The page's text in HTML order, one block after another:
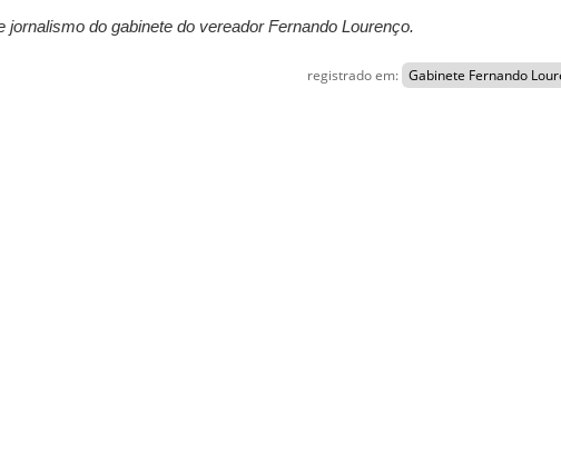
jornalismo do gabinete do vereador Fernando Lourenço.
registrado em: Gabinete Fernando